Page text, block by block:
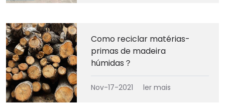
Como reciclar matérias-
primas de madeira
húmidas？
Nov-17-2021 ler mais